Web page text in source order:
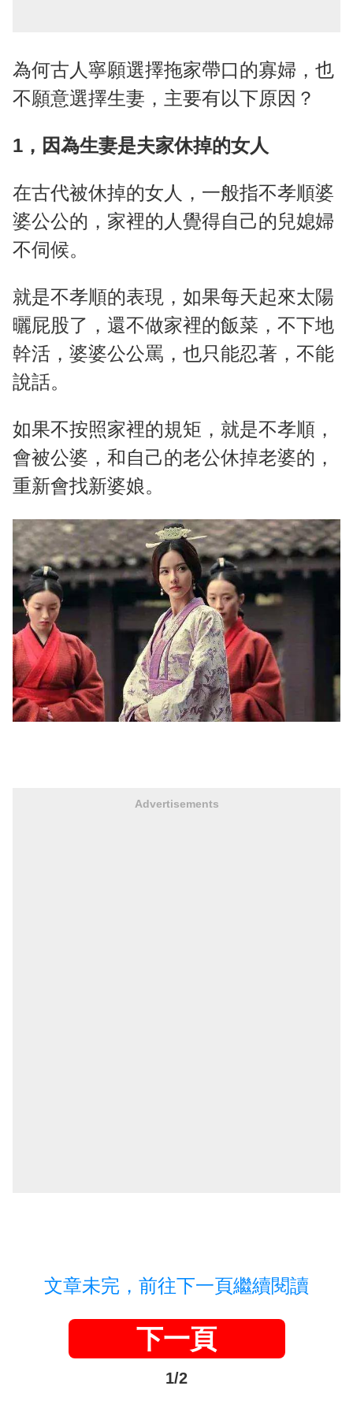
為何古人寧願選擇拖家帶口的寡婦，也
不願意選擇生妻，主要有以下原因？
1，因為生妻是夫家休掉的女人
在古代被休掉的女人，一般指不孝順婆
婆公公的，家裡的人覺得自己的兒媳婦
不伺候。
就是不孝順的表現，如果每天起來太陽
曬屁股了，還不做家裡的飯菜，不下地
幹活，婆婆公公罵，也只能忍著，不能
說話。
如果不按照家裡的規矩，就是不孝順，
會被公婆，和自己的老公休掉老婆的，
重新會找新婆娘。
Advertisements
文章未完，前往下一頁繼續閱讀
下一頁
1/2